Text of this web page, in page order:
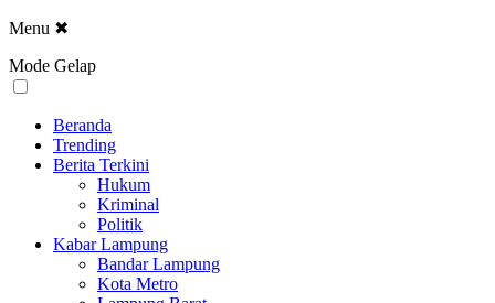
Menu ✖
Mode Gelap
Beranda
Trending
Berita Terkini
Hukum
Kriminal
Politik
Kabar Lampung
Bandar Lampung
Kota Metro